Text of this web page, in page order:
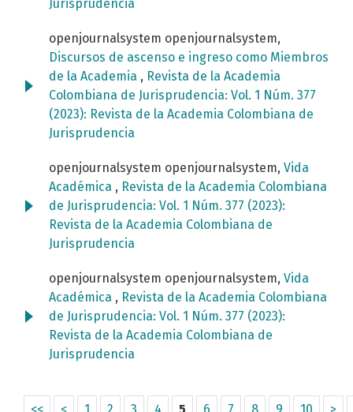
Jurisprudencia
openjournalsystem openjournalsystem,
Discursos de ascenso e ingreso como Miembros
de la Academia , Revista de la Academia
Colombiana de Jurisprudencia: Vol. 1 Núm. 377
(2023): Revista de la Academia Colombiana de
Jurisprudencia
openjournalsystem openjournalsystem, Vida
Académica , Revista de la Academia Colombiana
de Jurisprudencia: Vol. 1 Núm. 377 (2023):
Revista de la Academia Colombiana de
Jurisprudencia
openjournalsystem openjournalsystem, Vida
Académica , Revista de la Academia Colombiana
de Jurisprudencia: Vol. 1 Núm. 377 (2023):
Revista de la Academia Colombiana de
Jurisprudencia